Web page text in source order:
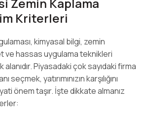
Kriterleri
kimyasal bilgi, zemin
ve hassas uygulama teknikleri
Piyasadaki çok sayıdaki firma
seçmek, yatırımınızın karşılığını
önem taşır. İşte dikkate almanız